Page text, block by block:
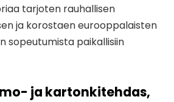
tarjoten rauhallisen
ja korostaen eurooppalaisten
sopeutumista paikallisiin
ja kartonkitehdas,